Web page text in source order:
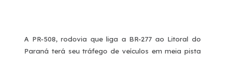
A PR-508, rodovia que liga a BR-277 ao Litoral do
Paraná terá seu tráfego de veículos em meia pista